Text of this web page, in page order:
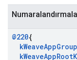
@220{
kWeaveAppGroup
kWeaveAppRoot